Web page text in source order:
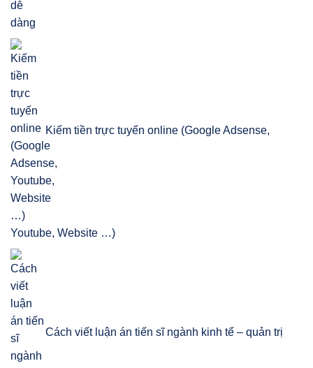
Kiếm tiền trực tuyến online (Google Adsense,
Youtube, Website …)
Cách viết luận án tiến sĩ ngành kinh tế – quản trị